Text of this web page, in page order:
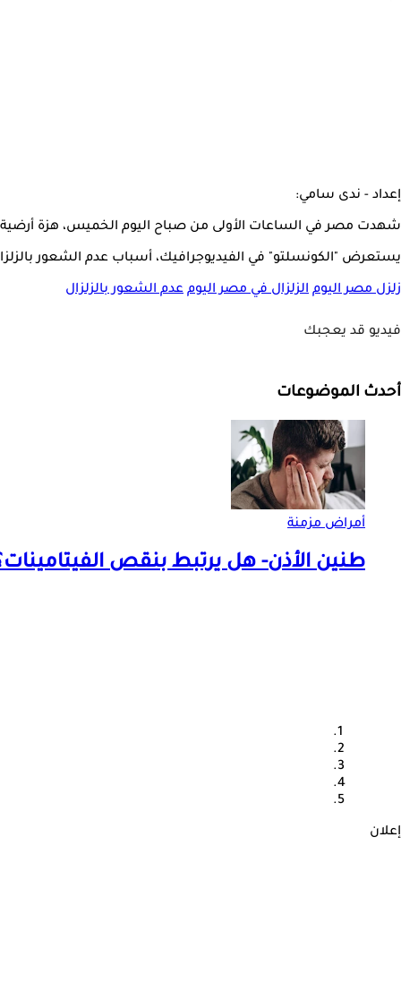
إعداد - ندى سامي:
شهدت مصر في الساعات الأولى من صباح اليوم الخميس، هزة
يستعرض "الكونسلتو" في الفيديوجرافيك، أسباب عدم الشعور
زلزل مصر اليوم الزلزال في مصر اليوم عدم الشعور بالزلزال
فيديو قد يعجبك
أحدث الموضوعات
أمراض مزمنة
طنين الأذن- هل يرتبط بنقص
إعلان